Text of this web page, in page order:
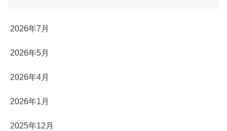
2026年7月
2026年5月
2026年4月
2026年1月
2025年12月